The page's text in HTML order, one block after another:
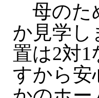
母のた
か見学し
置は2対
すから安